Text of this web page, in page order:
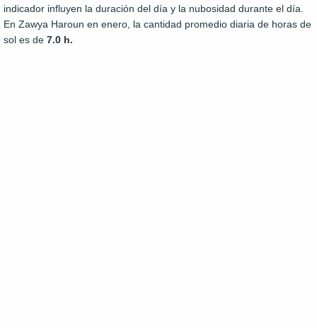
indicador influyen la duración del día y la nubosidad durante el día.
En Zawya Haroun en enero, la cantidad promedio diaria de horas de
sol es de 7.0 h.